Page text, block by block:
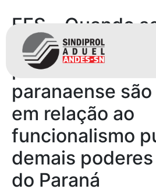
FES – Quando
data-base,
poder executivo
paranaense
em relação ao
funcionalismo
demais
do Paraná